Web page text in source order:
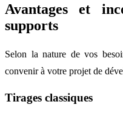
Avantages et
supports
Selon la nature de vos
convenir à votre projet de
Tirages classiques